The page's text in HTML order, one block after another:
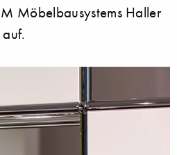
Möbelbausystems Haller